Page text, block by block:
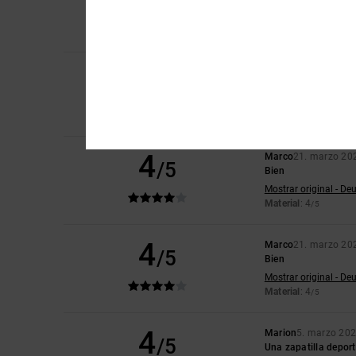
4/5
Marco21. marzo
Bien
Mostrar original -
Material : 4/5
4/5
Marco21. marzo
Bien
Mostrar original -
Material : 4/5
4/5
Marion5. marzo
Una zapatilla